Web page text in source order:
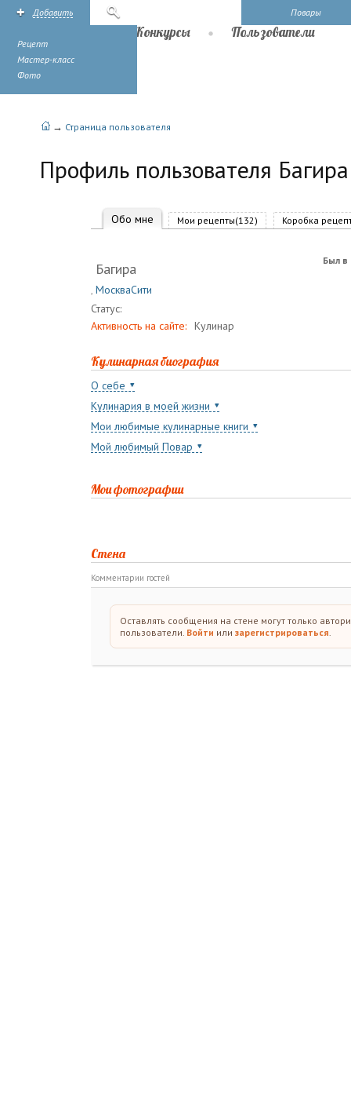
Повары
Добавить
Рецепт
Мастер-класс
Фото
Конкурсы Пользователи
→ Страница пользователя
Профиль пользователя Багира
Обо мне Мои рецепты(132) Коробка
Багира Был в
, МоскваСити
Статус:
Активность на сайте: Кулинар
Кулинарная биография
О себе
Кулинария в моей жизни
Мои любимые кулинарные книги
Мой любимый Повар
Мои фотографии
Стена
Комментарии гостей
Оставлять сообщения на стене могут только
пользователи. Войти или зарегистрироваться.